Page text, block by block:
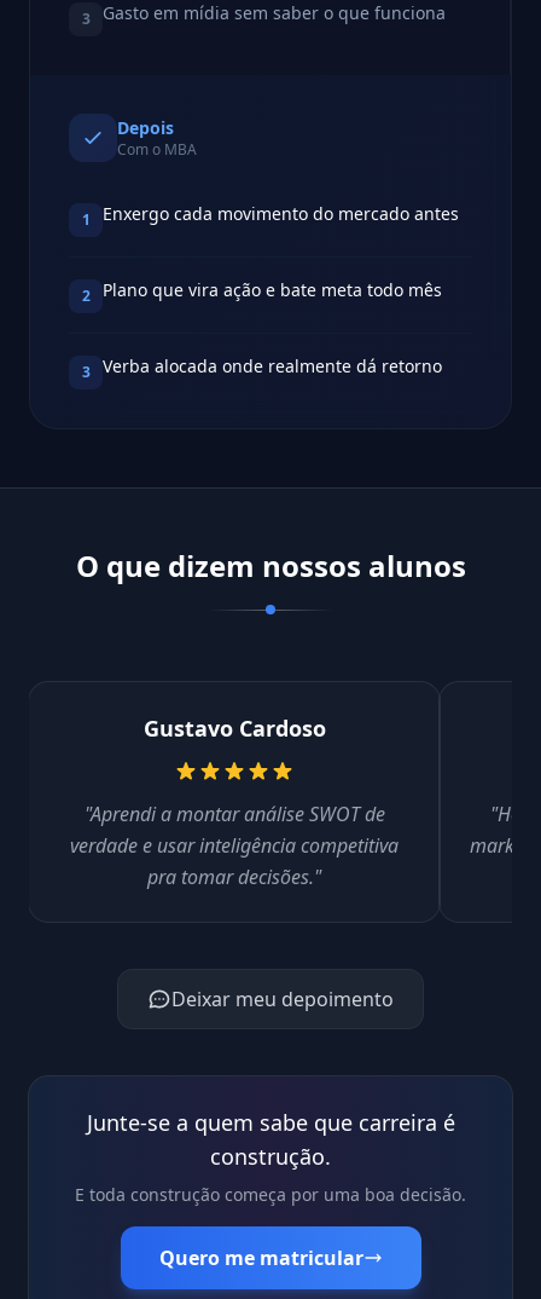
3 Gasto em mídia sem saber o que funciona
Depois
Com o MBA
1 Enxergo cada movimento do mercado antes
2 Plano que vira ação e bate meta todo mês
3 Verba alocada onde realmente dá retorno
O que dizem nossos alunos
Gustavo Cardoso
"Aprendi a montar análise SWOT de
verdade e usar inteligência competitiva
pra tomar decisões."
Deixar meu depoimento
Junte-se a quem sabe que carreira é
construção.
E toda construção começa por uma boa decisão.
Quero me matricular